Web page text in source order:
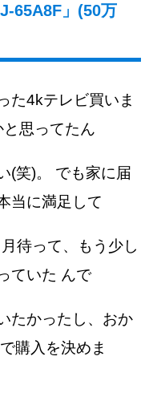
65A8F」(50万
た4kテレビ買いま
思ってたん
(笑)。 でも家に届
当に満足して
待って、もう少し
ていた んで
たかったし、おか
購入を決めま